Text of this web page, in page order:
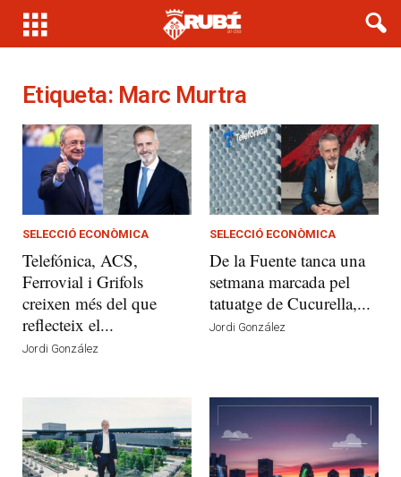
Etiqueta: Marc Murtra
SELECCIÓ ECONÒMICA
Telefónica, ACS,
Ferrovial i Grifols
creixen més del que
reflecteix el...
Jordi González
SELECCIÓ ECONÒMICA
De la Fuente tanca una
setmana marcada pel
tatuatge de Cucurella,...
Jordi González